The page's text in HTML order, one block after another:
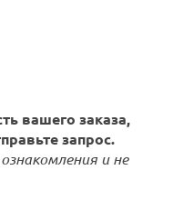
вашего заказа,
запрос.
и не